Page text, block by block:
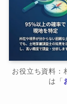
お役立ち資料：
は「